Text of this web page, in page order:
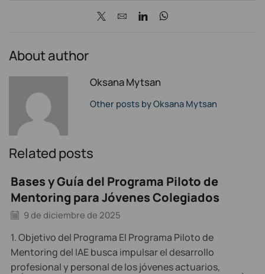
About author
Oksana Mytsan
Other posts by Oksana Mytsan
Related posts
Bases y Guía del Programa Piloto de
Mentoring para Jóvenes Colegiados
9 de diciembre de 2025
1. Objetivo del Programa El Programa Piloto de
Mentoring del IAE busca impulsar el desarrollo
profesional y personal de los jóvenes actuarios,